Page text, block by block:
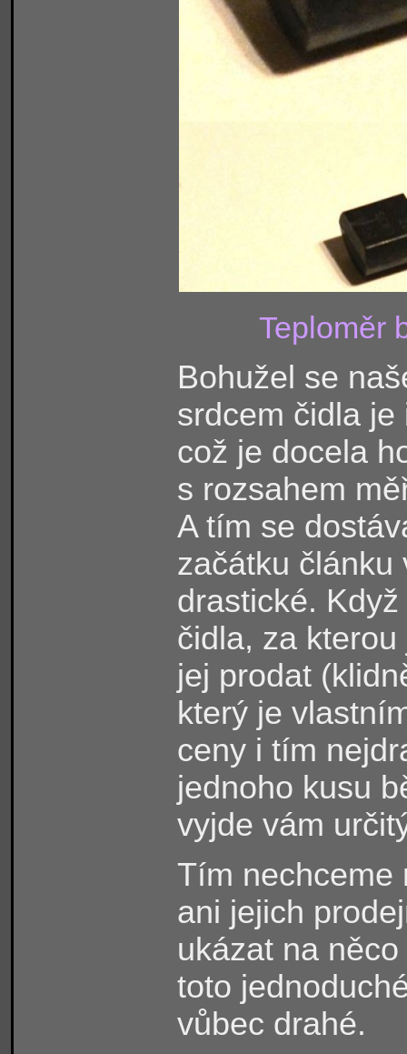
Teploměr
Bohužel se
srdcem čidla
což je docela
s rozsahem
A tím se
začátku článku
drastické.
čidla, za
jej prodat
který je
ceny i tím
jednoho kusu
vyjde vám
Tím nechceme
ani jejich
ukázat na
toto
vůbec drahé.